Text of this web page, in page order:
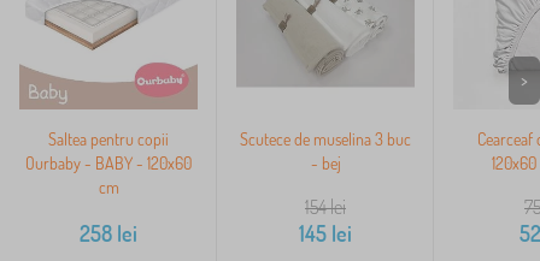
Saltea pentru copii
Ourbaby - BABY - 120x60
cm
258 lei
Scutece de muselina 3 buc
- bej
154lei
145 lei
Cearceaf
75
52
>